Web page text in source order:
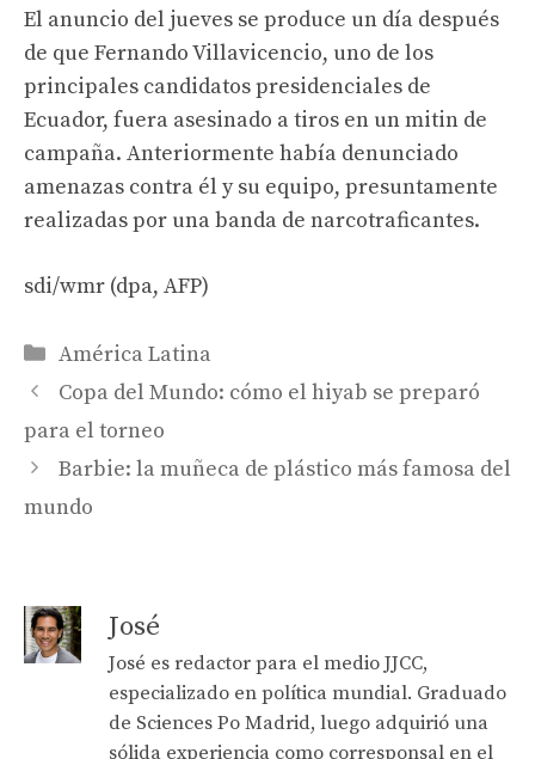
El anuncio del jueves se produce un día después
de que Fernando Villavicencio, uno de los
principales candidatos presidenciales de
Ecuador, fuera asesinado a tiros en un mitin de
campaña. Anteriormente había denunciado
amenazas contra él y su equipo, presuntamente
realizadas por una banda de narcotraficantes.
sdi/wmr (dpa, AFP)
Categories
América Latina
Copa del Mundo: cómo el hiyab se preparó
para el torneo
Barbie: la muñeca de plástico más famosa del
mundo
José
José es redactor para el medio JJCC,
especializado en política mundial. Graduado
de Sciences Po Madrid, luego adquirió una
sólida experiencia como corresponsal en el